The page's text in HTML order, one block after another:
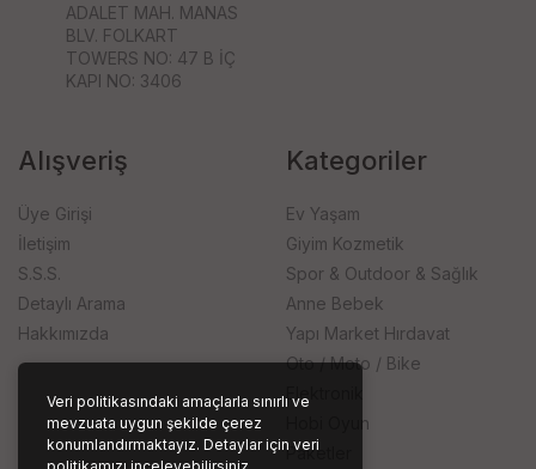
Veri politikasındaki amaçlarla sınırlı ve
mevzuata uygun şekilde çerez
konumlandırmaktayız. Detaylar için veri
ADALET MAH. MANAS
BLV. FOLKART
TOWERS NO: 47 B İÇ
KAPI NO: 3406
Alışveriş
Üye Girişi
İletişim
S.S.S.
Detaylı Arama
Hakkımızda
Kategoriler
Ev Yaşam
Giyim Kozmetik
Spor & Outdoor & Sağlık
Anne Bebek
Yapı Market Hırdavat
Oto / Moto / Bike
Hobi Oyun
Paketler